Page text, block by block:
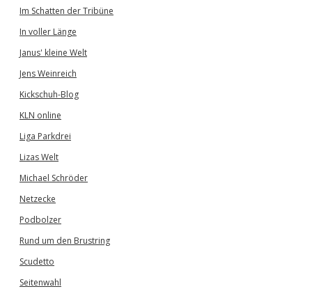
Im Schatten der Tribüne
In voller Länge
Janus' kleine Welt
Jens Weinreich
Kickschuh-Blog
KLN online
Liga Parkdrei
Lizas Welt
Michael Schröder
Netzecke
Podbolzer
Rund um den Brustring
Scudetto
Seitenwahl